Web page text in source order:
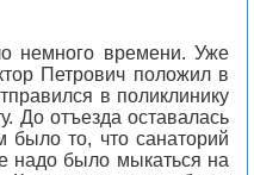
немного времени. Уже
Петрович положил в
в поликлинику
До отъезда оставалась
то, что санаторий
надо было мыкаться на